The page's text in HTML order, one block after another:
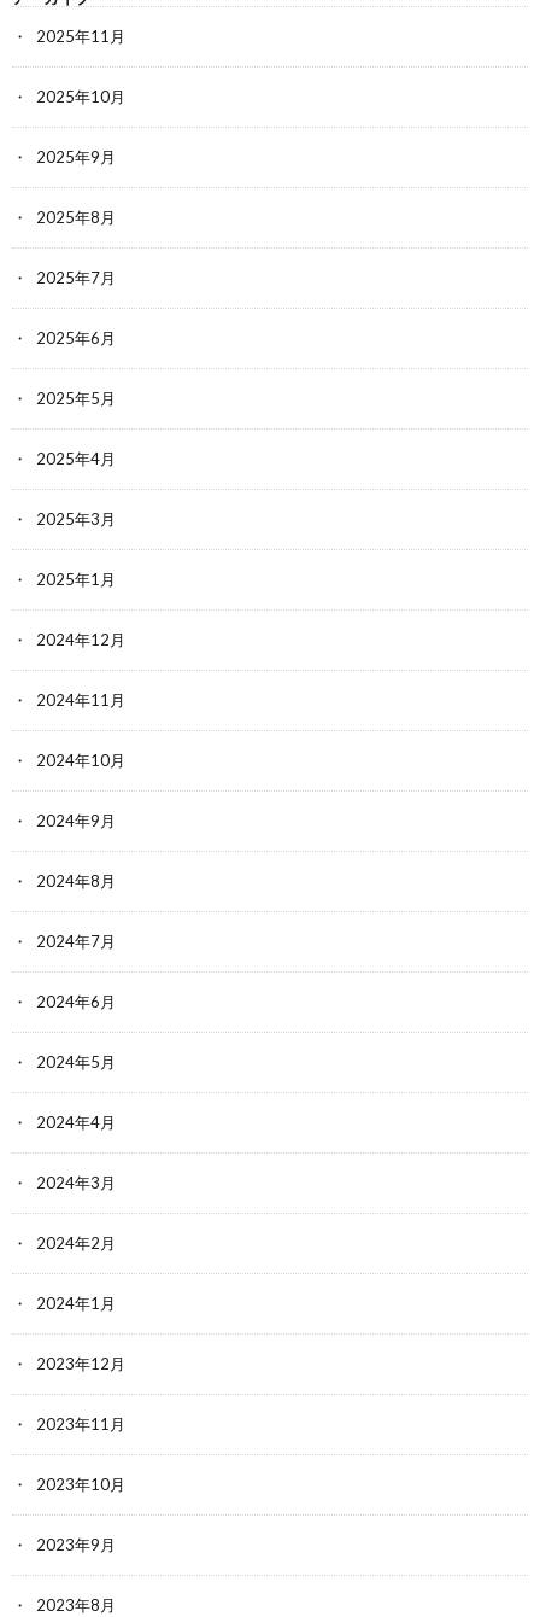
2025年11月
2025年10月
2025年9月
2025年8月
2025年7月
2025年6月
2025年5月
2025年4月
2025年3月
2025年1月
2024年12月
2024年11月
2024年10月
2024年9月
2024年8月
2024年7月
2024年6月
2024年5月
2024年4月
2024年3月
2024年2月
2024年1月
2023年12月
2023年11月
2023年10月
2023年9月
2023年8月